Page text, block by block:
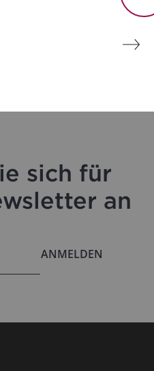
sich für
an
ANMELDEN